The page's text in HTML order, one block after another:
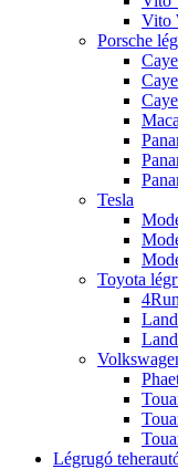
Vito
Porsche
Tesla
Toyota
Légrugó